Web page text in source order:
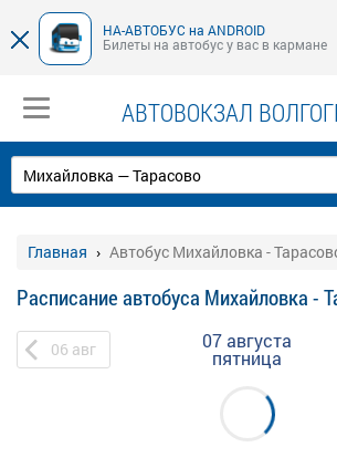
НА-АВТОБУС на ANDROID
Билеты на автобус у вас в кармане
АВТОВОКЗАЛ
Главная Автобус Михайловка -
Расписание автобуса Михайловка -
06 авг 07 августа
пятница